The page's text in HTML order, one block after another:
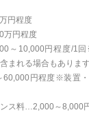
円程度
万円程度
～10,000円程度/1
まれる場合もあります
60,000円程度※装置
ンス料…2,000～8,000